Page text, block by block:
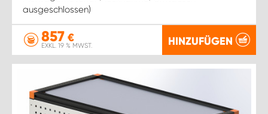
ausgeschlossen)
857 €
EXKL. 19 % MWST. HINZUFÜGEN